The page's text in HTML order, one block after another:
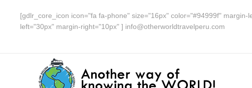
[gdlr_core_icon icon="fa fa-phone" size="16px" color="#94999f"
left="30px" margin-right="10px" ] info@otherworldtravelperu.com